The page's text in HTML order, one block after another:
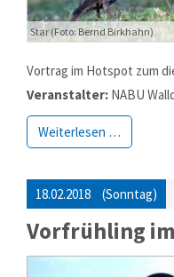
Star (Foto: Bernd Birkhahn)
Vortrag im Hotspot zum
Veranstalter: NABU
Weiterlesen …
18.02.2018 (Sonntag)
Vorfrühling